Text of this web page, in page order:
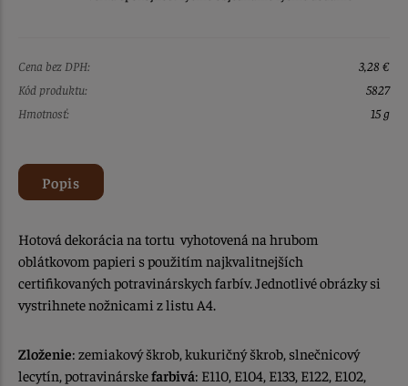
Cena bez DPH:
3,28 €
Kód produktu:
5827
Hmotnosť:
15 g
Popis
Hotová dekorácia na tortu vyhotovená na hrubom
oblátkovom papieri s použitím najkvalitnejších
certifikovaných potravinárskych farbív. Jednotlivé obrázky si
vystrihnete nožnicami z listu A4.
Zloženie: zemiakový škrob, kukuričný škrob, slnečnicový
lecytín, potravinárskefarbivá: E110, E104, E133, E122, E102,